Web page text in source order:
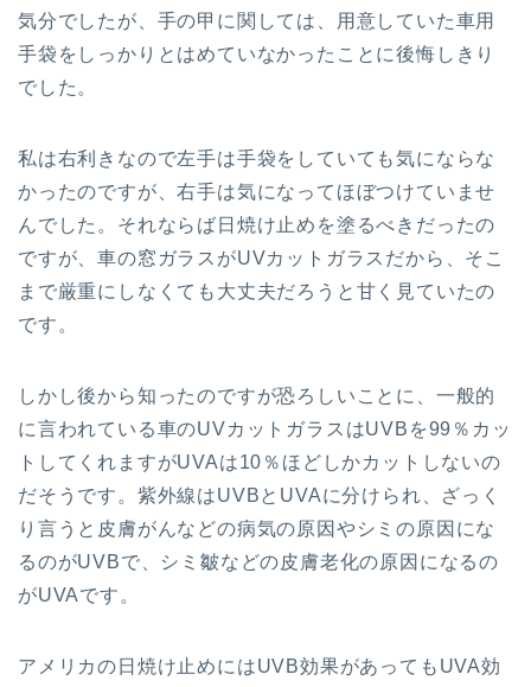
気分でしたが、手の甲に関しては、用意していた車用
手袋をしっかりとはめていなかったことに後悔しきり
でした。
私は右利きなので左手は手袋をしていても気にならな
かったのですが、右手は気になってほぼつけていませ
んでした。それならば日焼け止めを塗るべきだったの
ですが、車の窓ガラスがUVカットガラスだから、そこ
まで厳重にしなくても大丈夫だろうと甘く見ていたの
です。
しかし後から知ったのですが恐ろしいことに、一般的
に言われている車のUVカットガラスはUVBを99％カッ
トしてくれますがUVAは10％ほどしかカットしないの
だそうです。紫外線はUVBとUVAに分けられ、ざっく
り言うと皮膚がんなどの病気の原因やシミの原因にな
るのがUVBで、シミ皺などの皮膚老化の原因になるの
がUVAです。
アメリカの日焼け止めにはUVB効果があってもUVA効